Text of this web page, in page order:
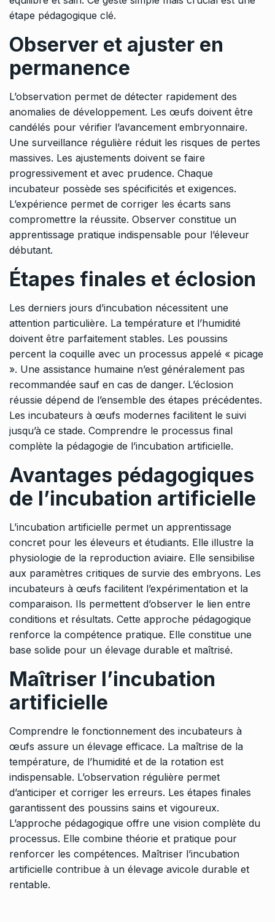
étape pédagogique clé.
Observer et ajuster en
permanence
L’observation permet de détecter rapidement des
anomalies de développement. Les œufs doivent être
candélés pour vérifier l’avancement embryonnaire.
Une surveillance régulière réduit les risques de pertes
massives. Les ajustements doivent se faire
progressivement et avec prudence. Chaque
incubateur possède ses spécificités et exigences.
L’expérience permet de corriger les écarts sans
compromettre la réussite. Observer constitue un
apprentissage pratique indispensable pour l’éleveur
débutant.
Étapes finales et éclosion
Les derniers jours d’incubation nécessitent une
attention particulière. La température et l’humidité
doivent être parfaitement stables. Les poussins
percent la coquille avec un processus appelé « picage
». Une assistance humaine n’est généralement pas
recommandée sauf en cas de danger. L’éclosion
réussie dépend de l’ensemble des étapes précédentes.
Les incubateurs à œufs modernes facilitent le suivi
jusqu’à ce stade. Comprendre le processus final
complète la pédagogie de l’incubation artificielle.
Avantages pédagogiques
de l’incubation artificielle
L’incubation artificielle permet un apprentissage
concret pour les éleveurs et étudiants. Elle illustre la
physiologie de la reproduction aviaire. Elle sensibilise
aux paramètres critiques de survie des embryons. Les
incubateurs à œufs facilitent l’expérimentation et la
comparaison. Ils permettent d’observer le lien entre
conditions et résultats. Cette approche pédagogique
renforce la compétence pratique. Elle constitue une
base solide pour un élevage durable et maîtrisé.
Maîtriser l’incubation
artificielle
Comprendre le fonctionnement des incubateurs à
œufs assure un élevage efficace. La maîtrise de la
température, de l’humidité et de la rotation est
indispensable. L’observation régulière permet
d’anticiper et corriger les erreurs. Les étapes finales
garantissent des poussins sains et vigoureux.
L’approche pédagogique offre une vision complète du
processus. Elle combine théorie et pratique pour
renforcer les compétences. Maîtriser l’incubation
artificielle contribue à un élevage avicole durable et
rentable.